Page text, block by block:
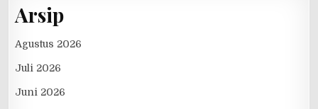
Arsip
Agustus 2026
Juli 2026
Juni 2026